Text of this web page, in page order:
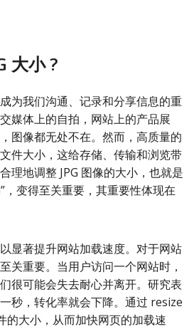
大小 ?
为我们沟通、记录和分享信息的重
媒体上的自拍，网站上的产品展
图像都无处不在。然而，高质量的
件大小，这给存储、传输和浏览带
理地调整 JPG 图像的大小，也就是
，变得至关重要，其重要性体现在
显著提升网站加载速度。对于网站
关重要。当用户访问一个网站时，
很可能会失去耐心并离开。研究表
秒，转化率就会下降。通过 resize
的大小，从而加快网页的加载速